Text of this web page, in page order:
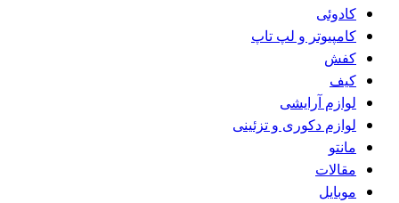
کادوئی
کامپیوتر و لپ تاپ
کفش
کیف
لوازم آرایشی
لوازم دکوری و تزئینی
مانتو
مقالات
موبایل